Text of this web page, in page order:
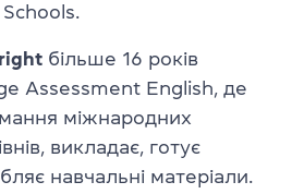
Schools.
більше 16 років
Assessment English, де
міжнародних
викладає, готує
навчальні матеріали.